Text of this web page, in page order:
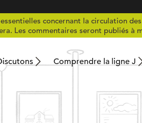
concernant la circulation
Les commentaires seront publiés à
Comprendre la ligne J